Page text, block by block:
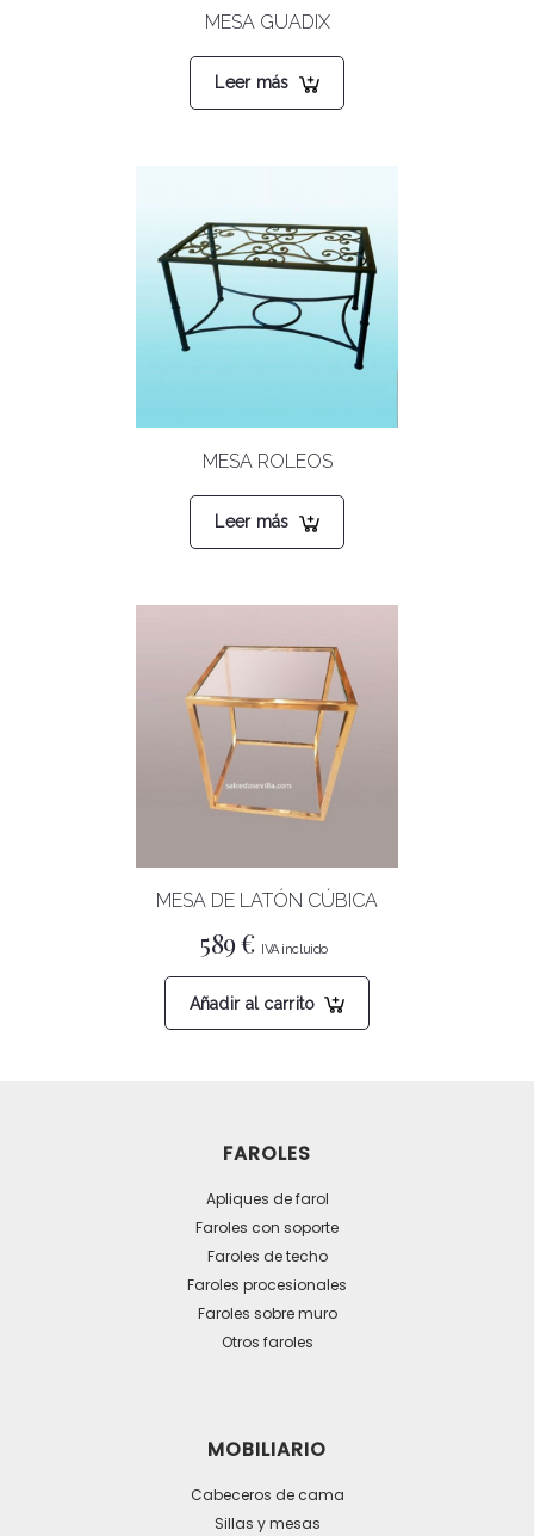
MESA GUADIX
Leer más
MESA ROLEOS
Leer más
MESA DE LATÓN CÚBICA
589€
Añadir al carrito
FAROLES
Apliques de farol
Faroles con soporte
Faroles de techo
Faroles procesionales
Faroles sobre muro
Otros faroles
MOBILIARIO
Cabeceros de cama
Sillas y mesas